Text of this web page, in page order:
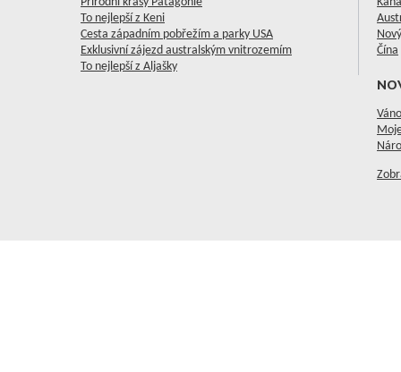
To nejlepší z Keni
Cesta západním pobřežím a parky USA
Exklusivní zájezd australským vnitrozemím
To nejlepší z Aljašky
Čína